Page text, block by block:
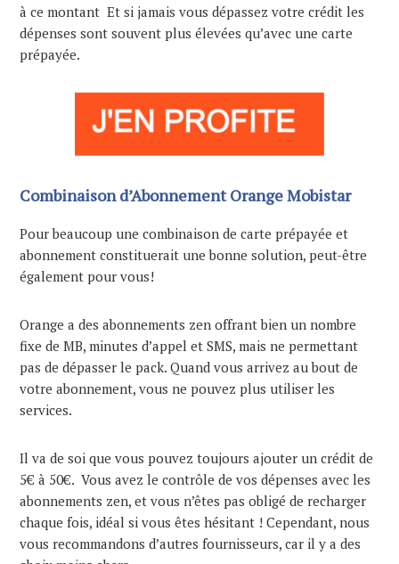
à ce montant Et si jamais vous dépassez votre crédit les
dépenses sont souvent plus élevées qu’avec une carte
prépayée.
Combinaison d’Abonnement Orange Mobistar
Pour beaucoup une combinaison de carte prépayée et
abonnement constituerait une bonne solution, peut-être
également pour vous!
Orange a des abonnements zen offrant bien un nombre
fixe de MB, minutes d’appel et SMS, mais ne permettant
pas de dépasser le pack. Quand vous arrivez au bout de
votre abonnement, vous ne pouvez plus utiliser les
services.
Il va de soi que vous pouvez toujours ajouter un crédit de
5€ à 50€. Vous avez le contrôle de vos dépenses avec les
abonnements zen, et vous n’êtes pas obligé de recharger
chaque fois, idéal si vous êtes hésitant ! Cependant, nous
vous recommandons d’autres fournisseurs, car il y a des